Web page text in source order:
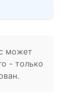
может
- только